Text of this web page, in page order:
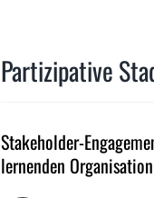
Partizipative
Stakeholder-
lernenden Organisation